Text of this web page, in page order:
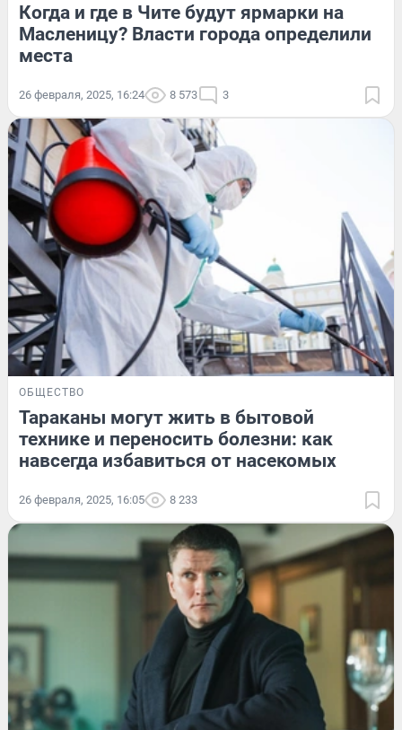
Когда и где в Чите будут ярмарки на
Масленицу? Власти города определили
места
26 февраля, 2025, 16:24 8 573 3
ОБЩЕСТВО
Тараканы могут жить в бытовой
технике и переносить болезни: как
навсегда избавиться от насекомых
26 февраля, 2025, 16:05 8 233